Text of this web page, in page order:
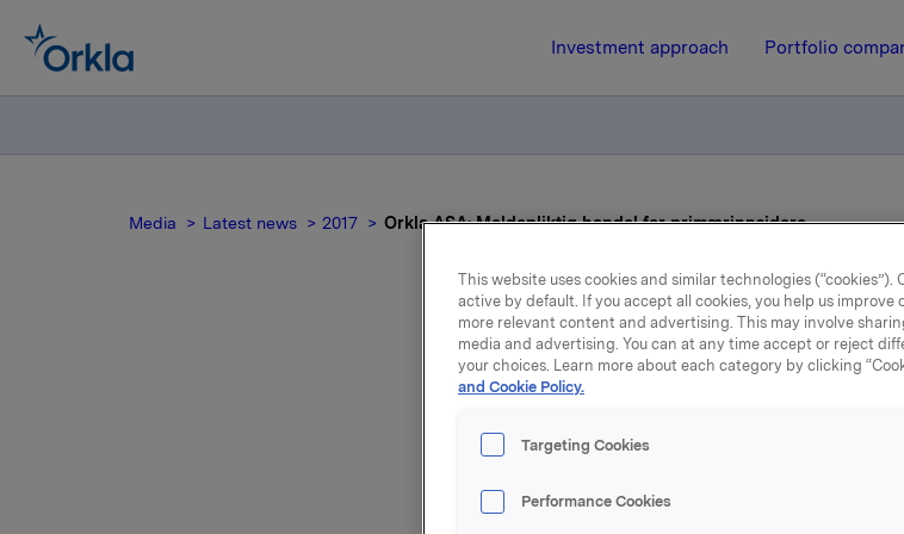
Investment approach Portfolio
Media Latest news 2017 Orkla ASA: Meldepliktig handel for primærinnsidere
17 July 2017, 8:00 | Regulatory
Orkla ASA:
for
Som det fremgår av vedtak i generalforsamlingen i
This website uses cookies and similar technologies
active by default. If you accept all cookies, you help us improve
more relevant content and advertising. This may involve
media and advertising. You can at any time accept or reject
your choices. Learn more about each category by clicking
and Cookie Policy.
Targeting Cookies
Performance Cookies